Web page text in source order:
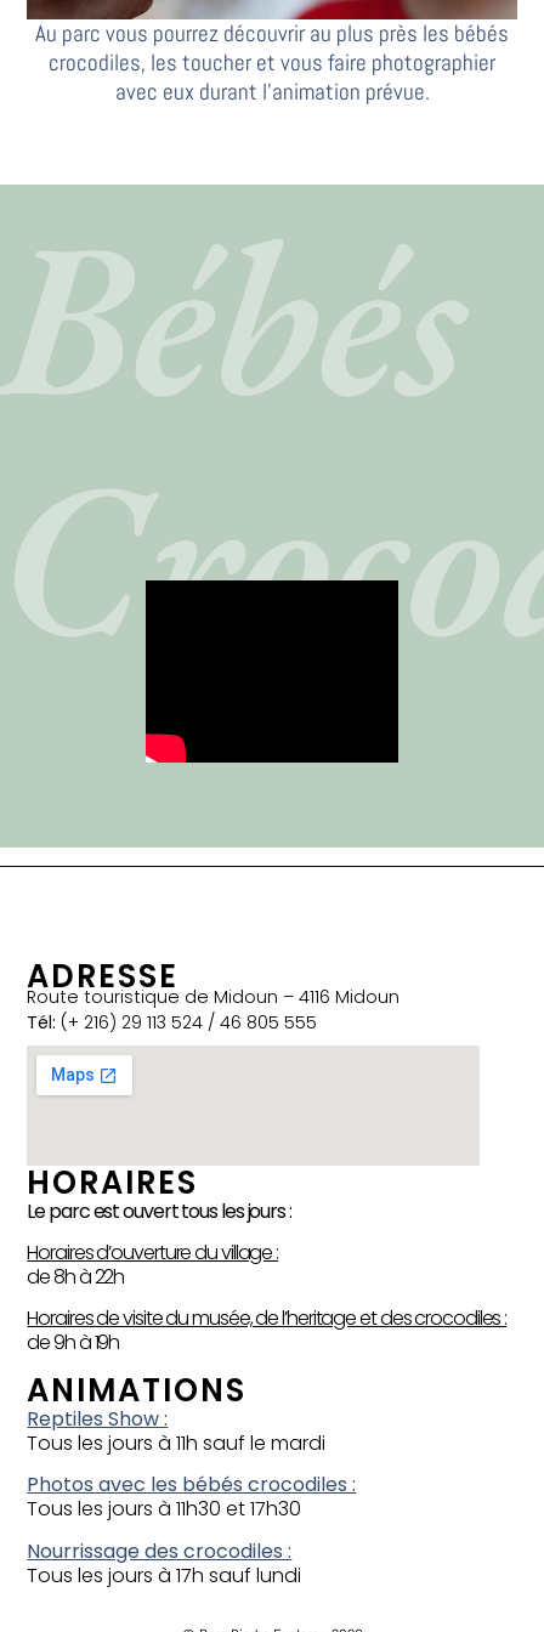
Au parc vous pourrez découvrir au plus près les bébés
crocodiles, les toucher et vous faire photographier
avec eux durant l’animation prévue.
Bébés
ADRESSE
Route touristique de Midoun – 4116 Midoun
Tél: (+ 216) 29 113 524 / 46 805 555
HORAIRES
Le parc est ouvert tous les jours :
Horaires d’ouverture du village :
de 8h à 22h
Horaires de visite du musée, de l’heritage et des crocodiles :
de 9h à 19h
ANIMATIONS
Reptiles Show :
Tous les jours à 11h sauf le mardi
Photos avec les bébés crocodiles :
Tous les jours à 11h30 et 17h30
Nourrissage des crocodiles :
Tous les jours à 17h sauf lundi